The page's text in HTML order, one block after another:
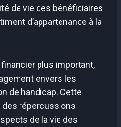
de vie des bénéficiaires
d’appartenance à la
plus important,
envers les
de handicap. Cette
des répercussions
de la vie des